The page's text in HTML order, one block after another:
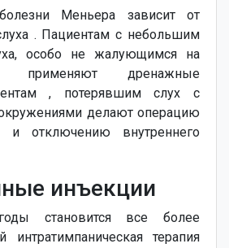
Меньера зависит от
. Пациентам с небольшим
особо не жалующимся на
применяют дренажные
, потерявшим слух с
делают операцию
и отключению внутреннего
инъекции
становится все более
интратимпаническая терапия